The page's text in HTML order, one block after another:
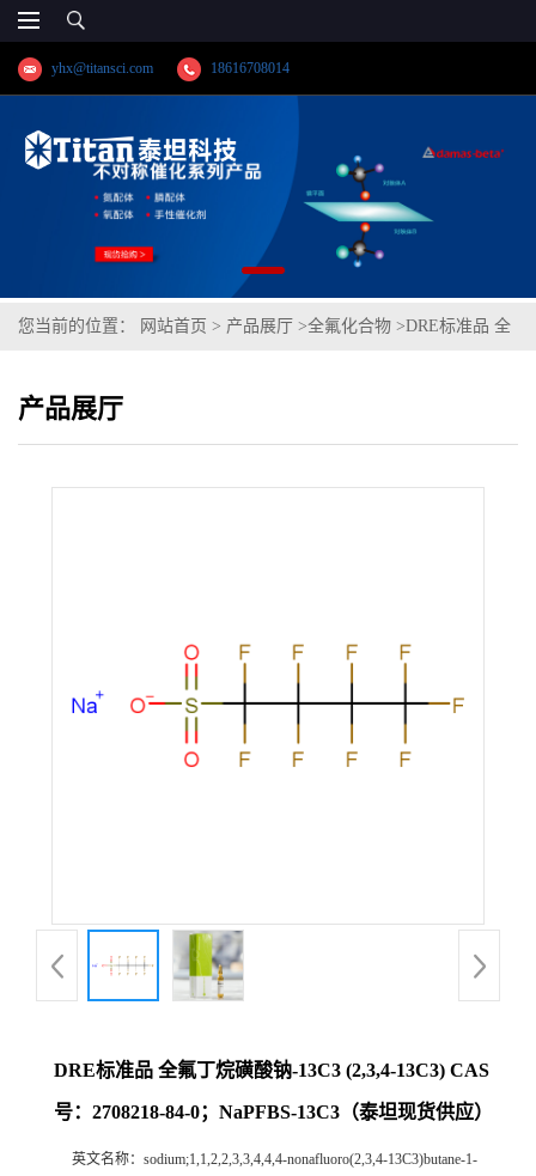
yhx@titansci.com 18616708014
您当前的位置： 网站首页 > 产品展厅 >全氟化合物 >DRE标准品 全
13C3（泰坦现货供应）
产品展厅
DRE标准品 全氟丁烷磺酸钠-13C3 (2,3,4-13C3) CAS
号：2708218-84-0；NaPFBS-13C3（泰坦现货供应）
英文名称： sodium;1,1,2,2,3,3,4,4,4-nonafluoro(2,3,4-13C3)butane-1-